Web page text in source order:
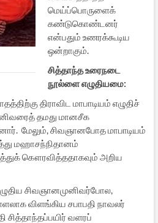
மெய்ப்பொருளைக்
கண்டுகொண்டனர்
என்பதும் உணரக்கூடிய
ஒன்றாகும்.
சித்தாந்த உரைநடை
நூல்ளை எழுதியமை:
திராவிட மாபாடியம் எழுதிச்
தமது மானசீக
மேலும், சிவஞானபோத மாபாடியம்
மஹாசந்நிதானம்
கௌரவித்ததாகவும் அறிய
சிவஞானமுனிவர்போல,
விளங்கிய சபாபதி நாவலர்
சித்தாந்தப்பயிர் வளரப்